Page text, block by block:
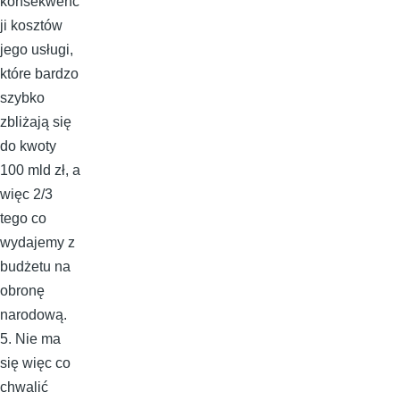
ji kosztów
jego usługi,
które bardzo
szybko
zbliżają się
do kwoty
100 mld zł, a
więc 2/3
tego co
wydajemy z
budżetu na
obronę
narodową.
5. Nie ma
się więc co
chwalić